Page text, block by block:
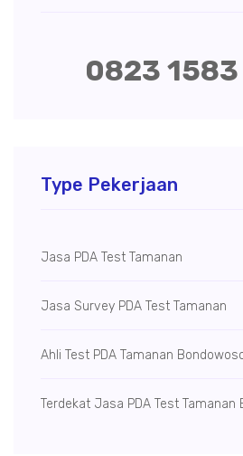
0823
Type Pekerjaan
Jasa PDA Test Tamanan
Jasa Survey PDA Test Tamanan
Ahli Test PDA Tamanan
Terdekat Jasa PDA Test Tamanan